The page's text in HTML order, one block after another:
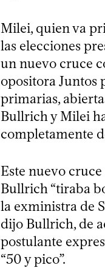
Milei, quien va
las elecciones
un nuevo cruce
opositora Juntos
primarias,
Bullrich y Milei
completamente
Este nuevo
Bullrich “tiraba
la exministra de
dijo Bullrich, de
postulante
“50 y pico”.